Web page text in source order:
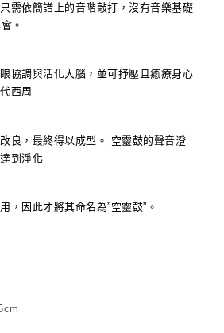
需依簡譜上的音階敲打，沒有音樂基礎
。
協調與活化大腦，並可抒壓且癒療身心
西周
良，最終得以成型。 空靈鼓的聲音澄
到淨化
，因此才將其命名為”空靈鼓”。